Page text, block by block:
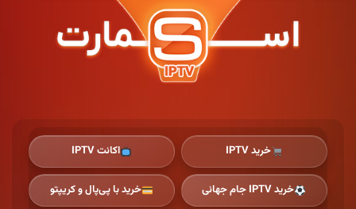
خرید IPTV اکانت IPTV
خرید IPTV جام جهانی خرید با پی‌پال و کریپتو